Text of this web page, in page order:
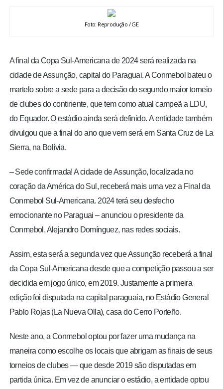
ENTRETENIMENTO
ENQUETE
TV LPB
FOTOS
COLUNISTAS
Foto: Reprodução / GE
A final da Copa Sul-Americana de 2024 será realizada na
cidade de Assunção, capital do Paraguai. A Conmebol bateu o
martelo sobre a sede para a decisão do segundo maior torneio
de clubes do continente, que tem como atual campeã a LDU,
do Equador. O estádio ainda será definido. A entidade também
divulgou que a final do ano que vem será em Santa Cruz de La
Sierra, na Bolívia.
– Sede confirmada! A cidade de Assunção, localizada no
coração da América do Sul, receberá mais uma vez a Final da
Conmebol Sul-Americana. 2024 terá seu desfecho
emocionante no Paraguai – anunciou o presidente da
Conmebol, Alejandro Domínguez, nas redes sociais.
Assim, esta será a segunda vez que Assunção receberá a final
da Copa Sul-Americana desde que a competição passou a ser
decidida em jogo único, em 2019. Justamente a primeira
edição foi disputada na capital paraguaia, no Estádio General
Pablo Rojas (La Nueva Olla), casa do Cerro Porteño.
Neste ano, a Conmebol optou por fazer uma mudança na
maneira como escolhe os locais que abrigam as finais de seus
torneios de clubes — que desde 2019 são disputadas em
partida única. Em vez de anunciar o estádio, a entidade optou